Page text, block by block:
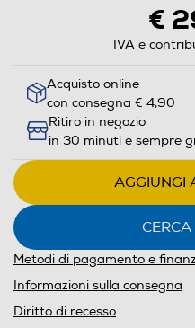
€
IVA e
Acquisto online
con consegna € 4,90
Ritiro in negozio
in 30 minuti e sempre
AGGIUNGI
Metodi di pagamento e
Informazioni sulla consegna
Diritto di recesso